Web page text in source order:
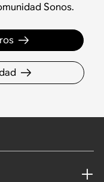
Sonos.